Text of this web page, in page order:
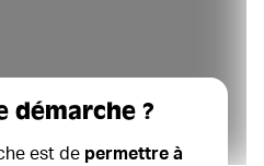
démarche ?
est de permettre à